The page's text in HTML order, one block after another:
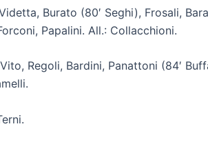
Burato (80′ Seghi), Frosali,
Papalini. All.: Collacchioni.
Regoli, Bardini, Panattoni (84′